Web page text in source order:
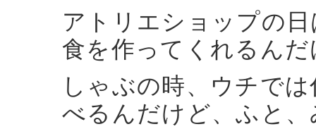
アトリエショップの
食を作ってくれるん
しゃぶの時、ウチで
べるんだけど、ふと